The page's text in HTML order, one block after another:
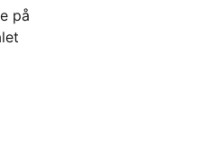
på